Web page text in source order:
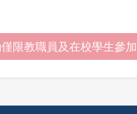
限教職員及在校學生參加